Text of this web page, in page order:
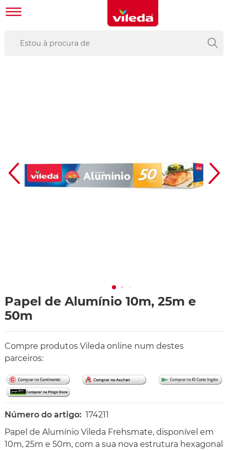
Papel de Alumínio 10m, 25m e
50m
Compre produtos Vileda online num destes
parceiros:
Número do artigo: 174211
Papel de Alumínio Vileda Frehsmate, disponível em
10m, 25m e 50m, com a sua nova estrutura hexagonal